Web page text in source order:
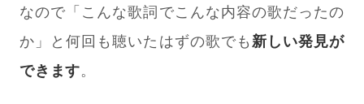
なので「こんな歌詞でこんな内容の歌だったの
か」と何回も聴いたはずの歌でも新しい発見が
できます。